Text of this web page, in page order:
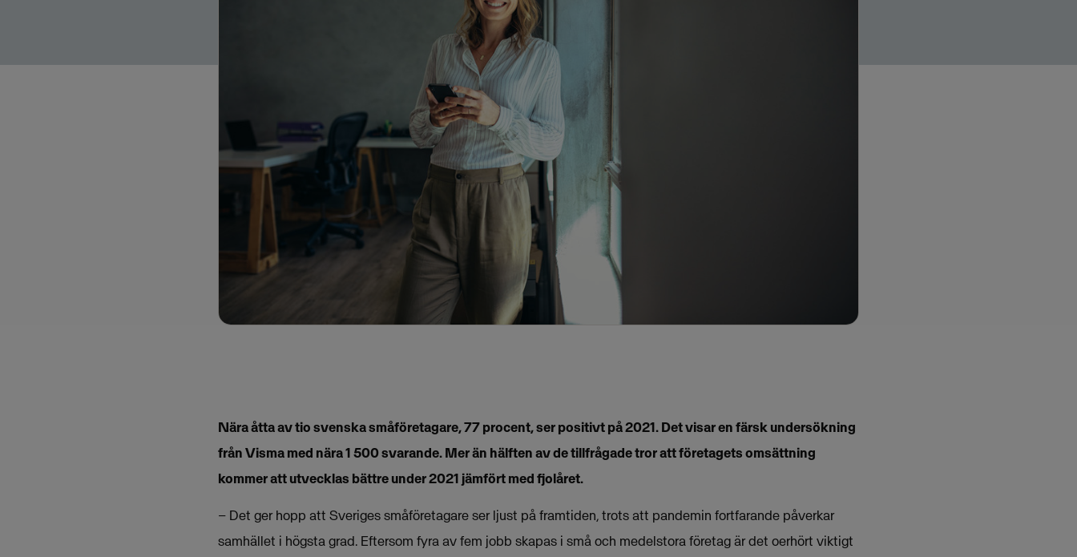
Nära åtta av tio svenska småföretagare, 77 procent, ser positivt på 2021. Det visar en färsk undersökning
från Visma med nära 1 500 svarande. Mer än hälften av de tillfrågade tror att företagets omsättning
kommer att utvecklas bättre under 2021 jämfört med fjolåret.
– Det ger hopp att Sveriges småföretagare ser ljust på framtiden, trots att pandemin fortfarande påverkar
samhället i högsta grad. Eftersom fyra av fem jobb skapas i små och medelstora företag är det oerhört viktigt